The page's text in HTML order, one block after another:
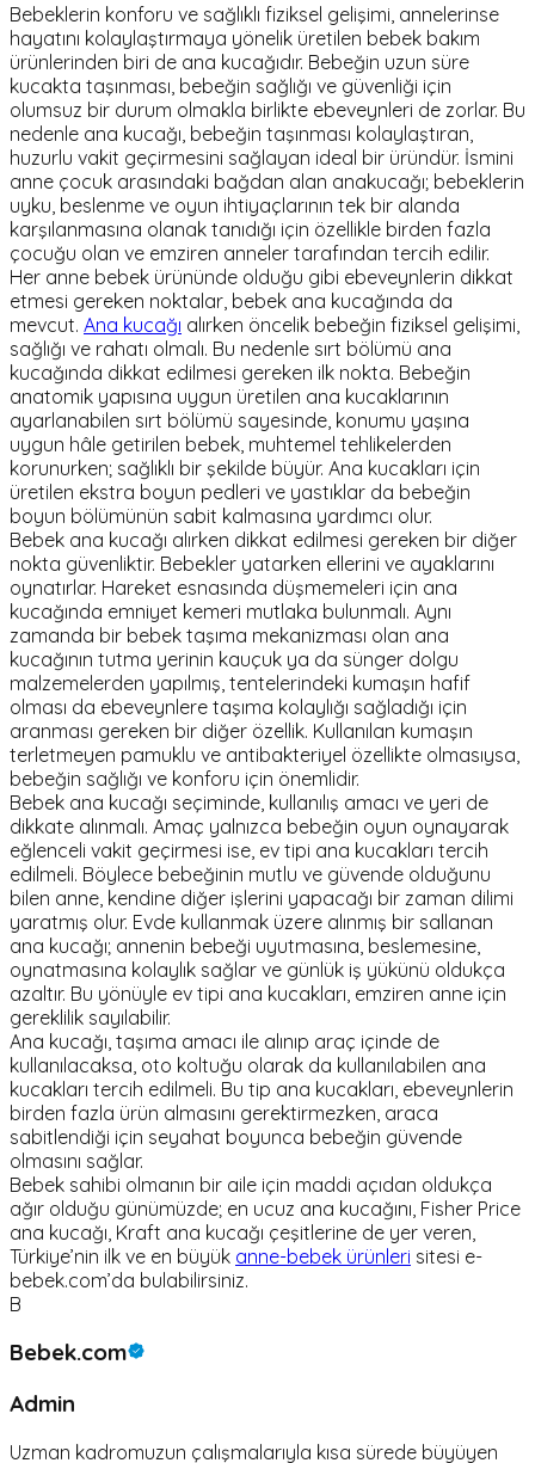
Bebeklerin konforu ve sağlıklı fiziksel gelişimi, annelerinse
hayatını kolaylaştırmaya yönelik üretilen bebek bakım
ürünlerinden biri de ana kucağıdır. Bebeğin uzun süre
kucakta taşınması, bebeğin sağlığı ve güvenliği için
olumsuz bir durum olmakla birlikte ebeveynleri de zorlar. Bu
nedenle ana kucağı, bebeğin taşınması kolaylaştıran,
huzurlu vakit geçirmesini sağlayan ideal bir üründür. İsmini
anne çocuk arasındaki bağdan alan anakucağı; bebeklerin
uyku, beslenme ve oyun ihtiyaçlarının tek bir alanda
karşılanmasına olanak tanıdığı için özellikle birden fazla
çocuğu olan ve emziren anneler tarafından tercih edilir.
Her anne bebek ürününde olduğu gibi ebeveynlerin dikkat
etmesi gereken noktalar, bebek ana kucağında da
mevcut. Ana kucağı alırken öncelik bebeğin fiziksel gelişimi,
sağlığı ve rahatı olmalı. Bu nedenle sırt bölümü ana
kucağında dikkat edilmesi gereken ilk nokta. Bebeğin
anatomik yapısına uygun üretilen ana kucaklarının
ayarlanabilen sırt bölümü sayesinde, konumu yaşına
uygun hâle getirilen bebek, muhtemel tehlikelerden
korunurken; sağlıklı bir şekilde büyür. Ana kucakları için
üretilen ekstra boyun pedleri ve yastıklar da bebeğin
boyun bölümünün sabit kalmasına yardımcı olur.
Bebek ana kucağı alırken dikkat edilmesi gereken bir diğer
nokta güvenliktir. Bebekler yatarken ellerini ve ayaklarını
oynatırlar. Hareket esnasında düşmemeleri için ana
kucağında emniyet kemeri mutlaka bulunmalı. Aynı
zamanda bir bebek taşıma mekanizması olan ana
kucağının tutma yerinin kauçuk ya da sünger dolgu
malzemelerden yapılmış, tentelerindeki kumaşın hafif
olması da ebeveynlere taşıma kolaylığı sağladığı için
aranması gereken bir diğer özellik. Kullanılan kumaşın
terletmeyen pamuklu ve antibakteriyel özellikte olmasıysa,
bebeğin sağlığı ve konforu için önemlidir.
Bebek ana kucağı seçiminde, kullanılış amacı ve yeri de
dikkate alınmalı. Amaç yalnızca bebeğin oyun oynayarak
eğlenceli vakit geçirmesi ise, ev tipi ana kucakları tercih
edilmeli. Böylece bebeğinin mutlu ve güvende olduğunu
bilen anne, kendine diğer işlerini yapacağı bir zaman dilimi
yaratmış olur. Evde kullanmak üzere alınmış bir sallanan
ana kucağı; annenin bebeği uyutmasına, beslemesine,
oynatmasına kolaylık sağlar ve günlük iş yükünü oldukça
azaltır. Bu yönüyle ev tipi ana kucakları, emziren anne için
gereklilik sayılabilir.
Ana kucağı, taşıma amacı ile alınıp araç içinde de
kullanılacaksa, oto koltuğu olarak da kullanılabilen ana
kucakları tercih edilmeli. Bu tip ana kucakları, ebeveynlerin
birden fazla ürün almasını gerektirmezken, araca
sabitlendiği için seyahat boyunca bebeğin güvende
olmasını sağlar.
Bebek sahibi olmanın bir aile için maddi açıdan oldukça
ağır olduğu günümüzde; en ucuz ana kucağını, Fisher Price
ana kucağı, Kraft ana kucağı çeşitlerine de yer veren,
Türkiye’nin ilk ve en büyük anne-bebek ürünleri sitesi e-
bebek.com’da bulabilirsiniz.
B
Bebek.com
Admin
Uzman kadromuzun çalışmalarıyla kısa sürede büyüyen